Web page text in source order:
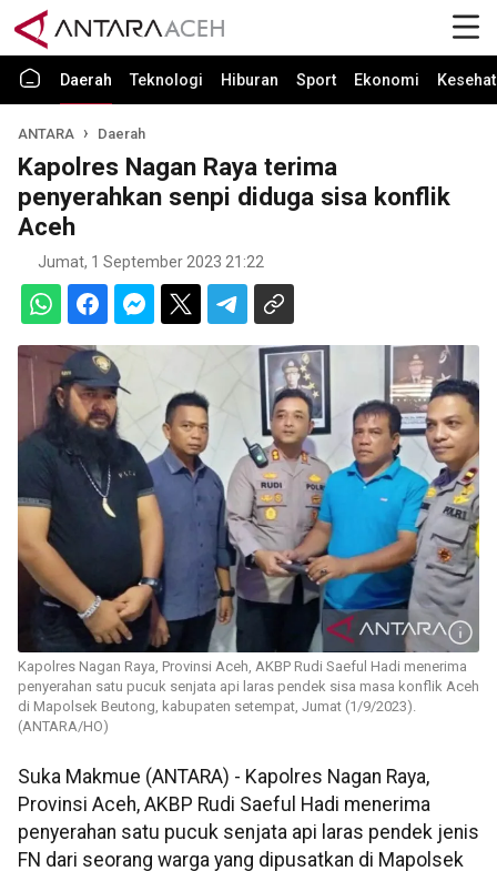
Daerah Teknologi Hiburan Sport Ekonomi
ANTARA Daerah
Kapolres Nagan Raya terima
penyerahkan senpi diduga sisa konflik
Aceh
Jumat, 1 September 2023 21:22
Kapolres Nagan Raya, Provinsi Aceh, AKBP Rudi Saeful Hadi menerima
penyerahan satu pucuk senjata api laras pendek sisa masa konflik Aceh
di Mapolsek Beutong, kabupaten setempat, Jumat (1/9/2023).
(ANTARA/HO)
Suka Makmue (ANTARA) - Kapolres Nagan Raya,
Provinsi Aceh, AKBP Rudi Saeful Hadi menerima
penyerahan satu pucuk senjata api laras pendek jenis
FN dari seorang warga yang dipusatkan di Mapolsek